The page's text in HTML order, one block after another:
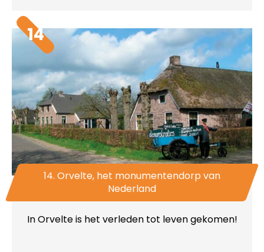
14
14. Orvelte, het monumentendorp van
Nederland
In Orvelte is het verleden tot leven gekomen!